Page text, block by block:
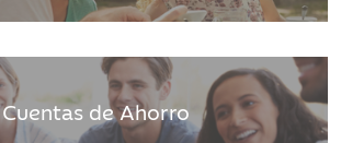
Cuentas de Ahorro